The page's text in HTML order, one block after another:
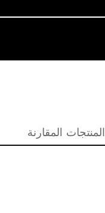
المنتجات المقارنة